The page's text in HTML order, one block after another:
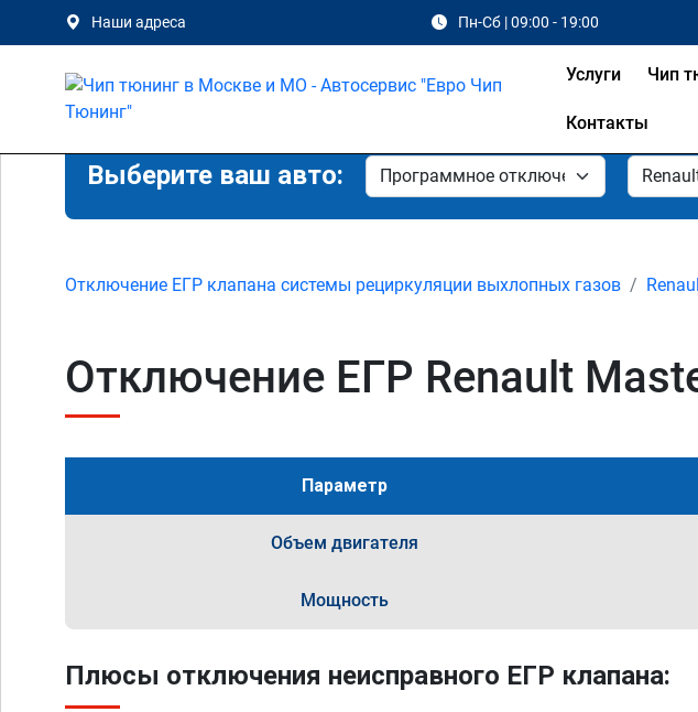
Наши адреса Пн-Сб | 09:00 - 19:00
Услуги Чип
Контакты
Выберите ваш авто:
Отключение ЕГР клапана системы рециркуляции выхлопных газов
Отключение ЕГР Renault
Параметр
Объем двигателя
Мощность
Плюсы отключения неисправного ЕГР клапана: